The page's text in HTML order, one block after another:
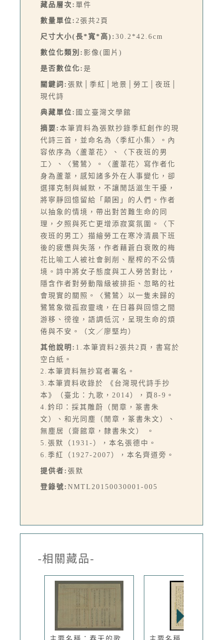
藏品層次: 單件
數量單位: 2張共2頁
尺寸大小(長*寬*高): 30.2*42.6cm
數位化類別: 影像(圖片)
是否數位化: 是
關鍵詞: 張默│季紅│地景│勞工│夜班│
現代詩
典藏單位: 國立臺灣文學館
摘要: 本筆資料為張默抄錄季紅創作的現
代詩三首，並命名為〈季紅小集〉。內
容依序為〈蘆葦花〉、〈下夜班的男
工〉、〈鷺鷥〉。〈蘆葦花〉寫作者化
身為蘆葦，感知諸多外在人事變化，卻
選擇克制與緘默，不讓閒話滋生干擾，
將寧靜回憶留給「顛困」的人們。作者
以抽象的情境，帶出對苦難生命的同
理，夕照與死亡更增添寂寞氛圍。〈下
夜班的男工〉描繪勞工在寒冷清晨下班
後的疲憊與失落，作者藉蒼白衰敗的梅
花比喻工人被社會剝削、壓榨的不公情
境。詩中將女子態度與工人勞苦對比，
隱含作者對勞動階級被排拒、忽略的社
會現實的關照。〈鷺鷥〉以一隻未歸的
鷺鷥象徵孤寂靈魂，在日暮與回憶之間
游移、徬徨，語調低沉，呈現生命的煩
倦與不安。（文／廖堅均）
其他說明: 1.本筆資料2張共2頁，書寫於
空白紙。
2.本筆資料無抄寫者署名。
3.本筆資料收錄於 《台灣現代詩手抄
本》（臺北：九歌，2014），頁8-9。
4.鈐印：採其雕蔚（閒章，篆書朱
文）、和光同塵（閒章，篆書朱文）、
無塵居（齋館章，隸書朱文） 。
5.張默（1931-），本名張德中。
6.季紅（1927-2007），本名齊道旁。
提供者: 張默
登錄號: NMTL20150030001-005
-相關藏品-